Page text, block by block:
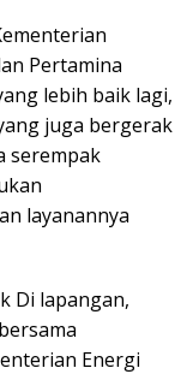
Pertamina
lebih baik lagi,
juga bergerak
serempak
layanannya
Di lapangan,
Energi